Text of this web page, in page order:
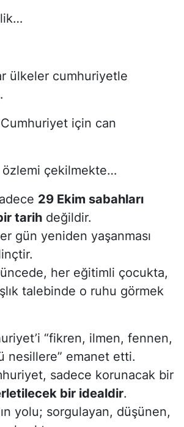
ülkeler cumhuriyetle
için can
özlemi çekilmekte…
29 Ekim sabahları
tarihdeğildir.
gün yeniden yaşanması
her eğitimli çocukta,
talebinde o ruhu görmek
“fikren, ilmen, fennen,
nesillere” emanet etti.
sadece korunacak bir
bir idealdir.
yolu; sorgulayan, düşünen,